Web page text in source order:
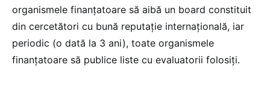
organismele finanțatoare să aibă un board constituit
din cercetători cu bună reputație internațională, iar
periodic (o dată la 3 ani), toate organismele
finanțatoare să publice liste cu evaluatorii folosiți.